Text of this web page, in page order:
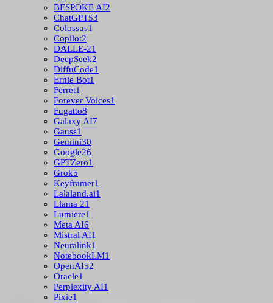
BESPOKE AI2
ChatGPT53
Colossus1
Copilot2
DALLE-21
DeepSeek2
DiffuCode1
Ernie Bot1
Ferret1
Forever Voices1
Fugatto8
Galaxy AI7
Gauss1
Gemini30
Google26
GPTZero1
Grok5
Keyframer1
Lalaland.ai1
Llama 21
Lumiere1
Meta AI6
Mistral AI1
Neuralink1
NotebookLM1
OpenAI52
Oracle1
Perplexity AI1
Pixie1